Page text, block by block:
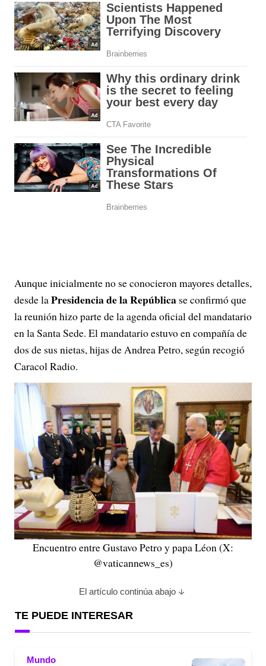
Aunque inicialmente no se conocieron mayores detalles,
desde laPresidencia de la República se confirmó que
la reunión hizo parte de la agenda oficial del mandatario
en la Santa Sede. El mandatario estuvo en compañía de
dos de sus nietas, hijas de Andrea Petro, según recogió
Caracol Radio.
Encuentro entre Gustavo Petro y papa Léon (X:
@vaticannews_es)
El artículo continúa abajo
TE PUEDE INTERESAR
Mundo